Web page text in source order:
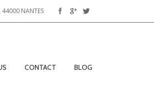
NANTES
CONTACT BLOG